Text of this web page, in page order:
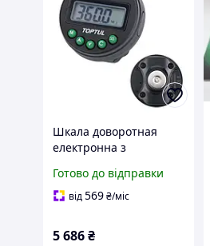
Шкала доворотная
електронна з
1°~360° TOPTUL DTD-
360A
Готово до відправки
від569₴/міс
5 686₴